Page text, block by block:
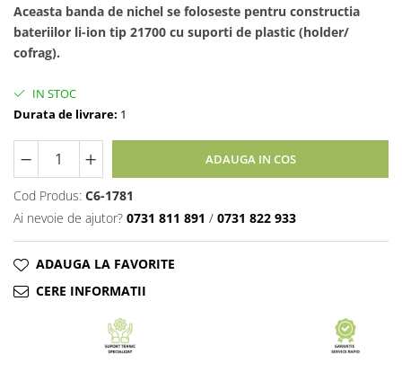
Aceasta banda de nichel se foloseste pentru constructia
bateriilor li-ion tip 21700 cu suporti de plastic (holder/
cofrag).
IN STOC
Durata de livrare: 1
ADAUGA IN COS
Cod Produs: C6-1781
Ai nevoie de ajutor? 0731 811 891 / 0731 822 933
ADAUGA LA FAVORITE
CERE INFORMATII